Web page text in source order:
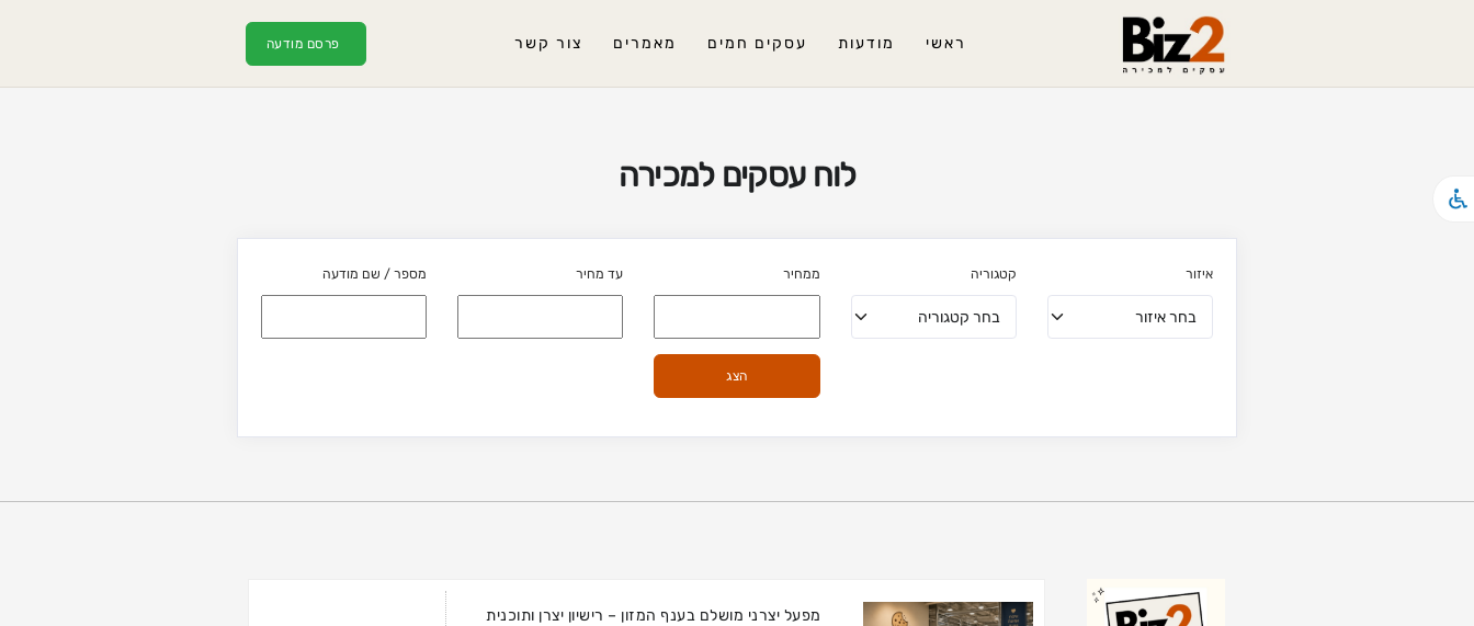
פרסם מודעה ראשי מודעות עסקים חמים מאמרים צור קשר
לוח עסקים למכירה
איזור קטגוריה ממחיר עד מחיר מספר / שם מודעה
הצג
מפעל יצרני מושלם בענף המזון – רישיון יצרן ותוכנית